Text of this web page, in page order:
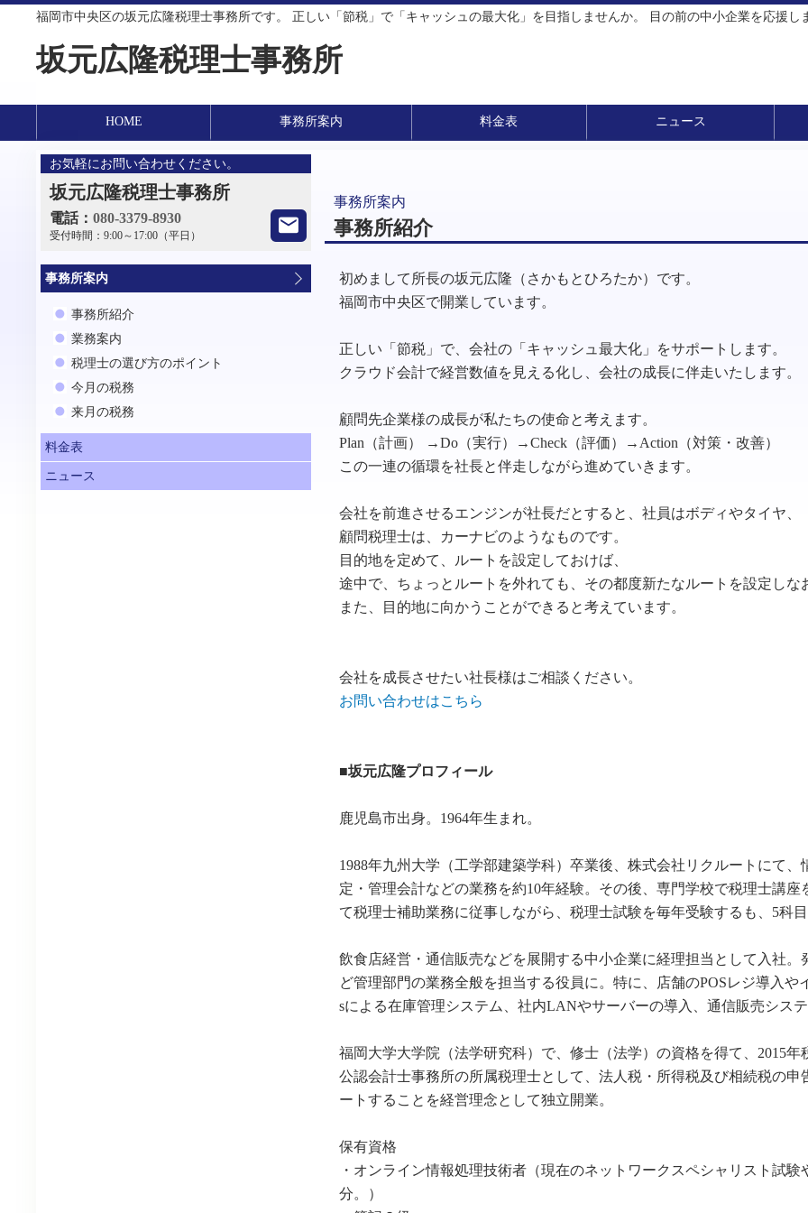
福岡市中央区の坂元広隆税理士事務所です。 正しい「節税」で「キャッシュの最大化」を目指しませんか。 目の前の中小企業を応援し
坂元広隆税理士事務所
HOME 事務所案内 料金表 ニュース
事務所案内
事務所紹介
初めまして所長の坂元広隆（さかもとひろたか）です。
福岡市中央区で開業しています。
正しい「節税」で、会社の「キャッシュ最大化」をサポートします。
クラウド会計で経営数値を見える化し、会社の成長に伴走いたします。
顧問先企業様の成長が私たちの使命と考えます。
Plan（計画） →Do（実行）→Check（評価）→Action（対策・改善）
この一連の循環を社長と伴走しながら進めていきます。
会社を前進させるエンジンが社長だとすると、社員はボディやタイヤ、
顧問税理士は、カーナビのようなものです。
目的地を定めて、ルートを設定しておけば、
途中で、ちょっとルートを外れても、その都度新たなルートを設定しな
また、目的地に向かうことができると考えています。
会社を成長させたい社長様はご相談ください。
お問い合わせはこちら
■坂元広隆プロフィール
鹿児島市出身。1964年生まれ。
1988年九州大学（工学部建築学科）卒業後、株式会社リクルートにて
定・管理会計などの業務を約10年経験。その後、専門学校で税理士講
て税理士補助業務に従事しながら、税理士試験を毎年受験するも、5科
飲食店経営・通信販売などを展開する中小企業に経理担当として入社
ど管理部門の業務全般を担当する役員に。特に、店舗のPOSレジ導入
sによる在庫管理システム、社内LANやサーバーの導入、通信販売シス
福岡大学大学院（法学研究科）で、修士（法学）の資格を得て、2015年
公認会計士事務所の所属税理士として、法人税・所得税及び相続税の
ートすることを経営理念として独立開業。
保有資格
・オンライン情報処理技術者（現在のネットワークスペシャリスト試
分。）
お気軽にお問い合わせください。
坂元広隆税理士事務所
電話： 080-3379-8930
受付時間： 9:00～17:00（平日）
事務所案内
事務所紹介
業務案内
税理士の選び方のポイント
今月の税務
来月の税務
料金表
ニュース